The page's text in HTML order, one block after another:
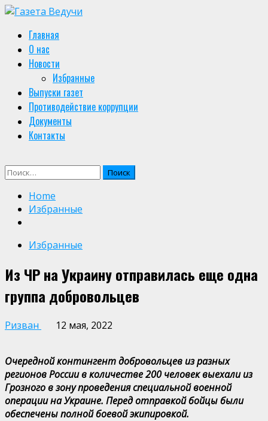
Skip
content
Primary
Menu
Главная
О нас
Новости
Избранные
Выпуски газет
Противодействие коррупции
Документы
Контакты
Найти:
Home
Избранные
Избранные
Из ЧР на Украину отправилась еще одна
группа добровольцев
Ризван 12 мая, 2022
Очередной контингент добровольцев из разных
регионов России в количестве 200 человек выехали из
Грозного в зону проведения специальной военной
операции на Украине. Перед отправкой бойцы были
обеспечены полной боевой экипировкой.